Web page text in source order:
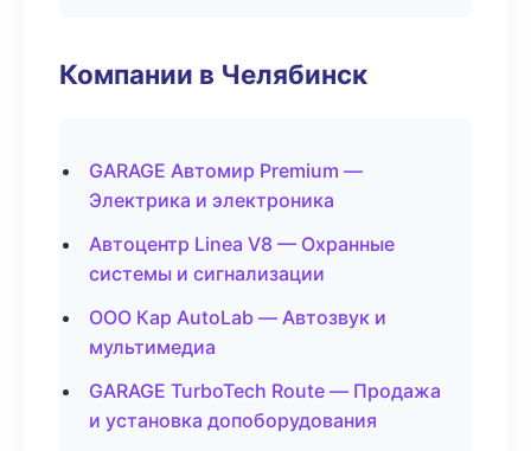
Компании в Челябинск
GARAGE Автомир Premium —
Электрика и электроника
Автоцентр Linea V8 — Охранные
системы и сигнализации
ООО Кар AutoLab — Автозвук и
мультимедиа
GARAGE TurboTech Route — Продажа
и установка допоборудования